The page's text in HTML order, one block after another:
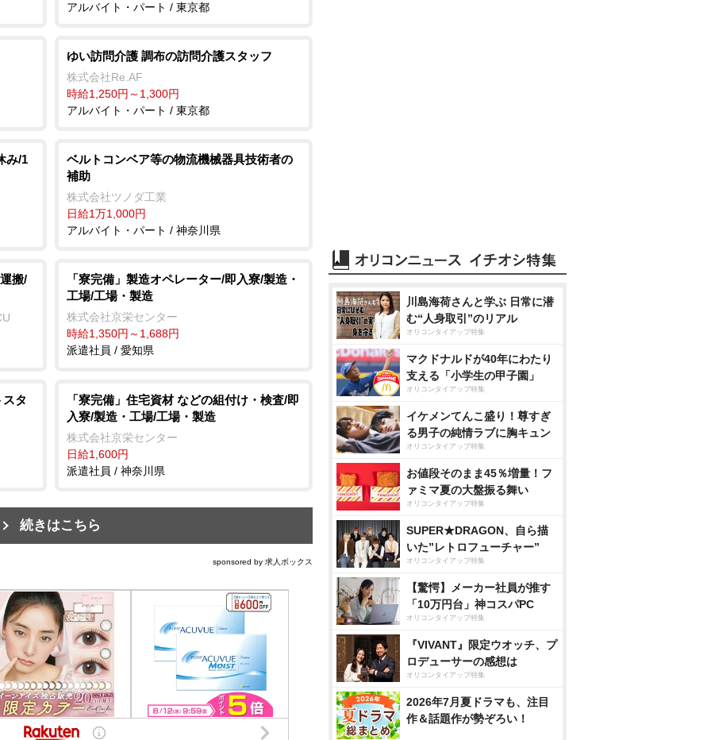
アルバイト・パート / 東京都
ゆい訪問介護 調布の訪問介護スタッフ
株式会社Re.AF
時給1,250円～1,300円
アルバイト・パート / 東京都
み/1
ベルトコンベア等の物流機械器具技術者の
補助
株式会社ツノダ工業
日給1万1,000円
アルバイト・パート / 神奈川県
搬/
「寮完備」製造オペレーター/即入寮/製造・
工場/工場・製造
株式会社京栄センター
時給1,350円～1,688円
派遣社員 / 愛知県
タ
「寮完備」住宅資材 などの組付け・検査/即
入寮/製造・工場/工場・製造
株式会社京栄センター
日給1,600円
派遣社員 / 神奈川県
続きはこちら
sponsored by 求人ボックス
川島海荷さんと学ぶ 日常に潜
む“人身取引”のリアル
オリコンタイアップ特集
マクドナルドが40年にわたり
支える「小学生の甲子園」
オリコンタイアップ特集
イケメンてんこ盛り！尊すぎ
る男子の純情ラブに胸キュン
オリコンタイアップ特集
お値段そのまま45％増量！フ
ァミマ夏の大盤振る舞い
オリコンタイアップ特集
SUPER★DRAGON、自ら描
いた”レトロフューチャー”
オリコンタイアップ特集
【驚愕】メーカー社員が推す
「10万円台」神コスパPC
オリコンタイアップ特集
『VIVANT』限定ウオッチ、プ
ロデューサーの感想は
オリコンタイアップ特集
2026年7月夏ドラマも、注目
作＆話題作が勢ぞろい！